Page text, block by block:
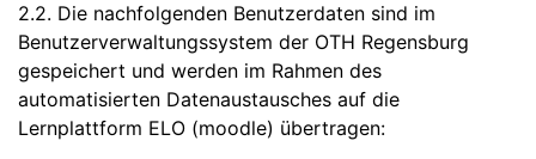
2.2. Die nachfolgenden Benutzerdaten sind im
Benutzerverwaltungssystem der OTH Regensburg
gespeichert und werden im Rahmen des
automatisierten Datenaustausches auf die
Lernplattform ELO (moodle) übertragen: